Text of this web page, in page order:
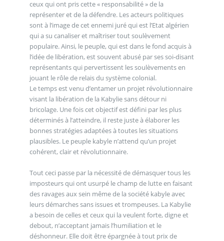
ceux qui ont pris cette « responsabilité » de la
représenter et de la défendre. Les acteurs politiques
sont à l’image de cet ennemi juré qui est l’Etat algérien
qui a su canaliser et maîtriser tout soulèvement
populaire. Ainsi, le peuple, qui est dans le fond acquis à
l’idée de libération, est souvent abusé par ses soi-disant
représentants qui pervertissent les soulèvements en
jouant le rôle de relais du système colonial.
Le temps est venu d’entamer un projet révolutionnaire
visant la libération de la Kabylie sans détour ni
bricolage. Une fois cet objectif est défini par les plus
déterminés à l’atteindre, il reste juste à élaborer les
bonnes stratégies adaptées à toutes les situations
plausibles. Le peuple kabyle n’attend qu’un projet
cohérent, clair et révolutionnaire.
Tout ceci passe par la nécessité de démasquer tous les
imposteurs qui ont usurpé le champ de lutte en faisant
des ravages aux sein même de la société kabyle avec
leurs démarches sans issues et trompeuses. La Kabylie
a besoin de celles et ceux qui la veulent forte, digne et
debout, n’acceptant jamais l’humiliation et le
déshonneur. Elle doit être épargnée à tout prix de